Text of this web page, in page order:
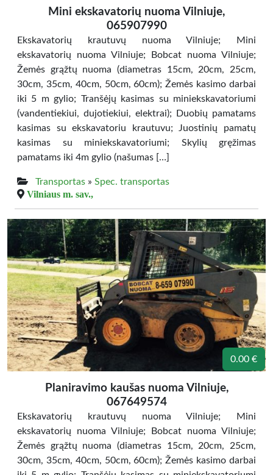
Mini ekskavatorių nuoma Vilniuje,
065907990
Ekskavatorių krautuvų nuoma Vilniuje; Mini
ekskavatorių nuoma Vilniuje; Bobcat nuoma Vilniuje;
Žemės grąžtų nuoma (diametras 15cm, 20cm, 25cm,
30cm, 35cm, 40cm, 50cm, 60cm); Žemės kasimo darbai
iki 5 m gylio; Tranšėjų kasimas su miniekskavatoriumi
(vandentiekiui, dujotiekiui, elektrai); Duobių pamatams
kasimas su ekskavatoriu krautuvu; Juostinių pamatų
kasimas su miniekskavatoriumi; Skylių gręžimas
pamatams iki 4m gylio (našumas […]
Transportas » Spec. transportas
Vilniaus m. sav.,
0.00 €
Planiravimo kaušas nuoma Vilniuje,
067649574
Ekskavatorių krautuvų nuoma Vilniuje; Mini
ekskavatorių nuoma Vilniuje; Bobcat nuoma Vilniuje;
Žemės grąžtų nuoma (diametras 15cm, 20cm, 25cm,
30cm, 35cm, 40cm, 50cm, 60cm); Žemės kasimo darbai